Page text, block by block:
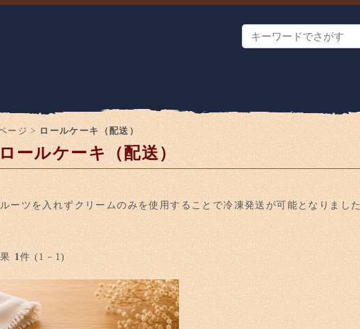
ージ > ロールケーキ（配送）
ロールケーキ（配送）
ーツを入れずクリームのみを使用することで冷凍発送が可能となりました
1件 (1－1)